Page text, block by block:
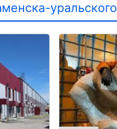
уральского